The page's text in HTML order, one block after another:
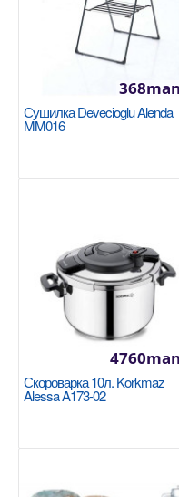
Кастрюля
Размер: 26x8,5см
1290manat
Availability
Сушилка Devecioglu Alenda
MM016
Скороварка 10л. Korkmaz
Alessa A173-02